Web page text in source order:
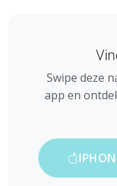
Swipe deze
app en